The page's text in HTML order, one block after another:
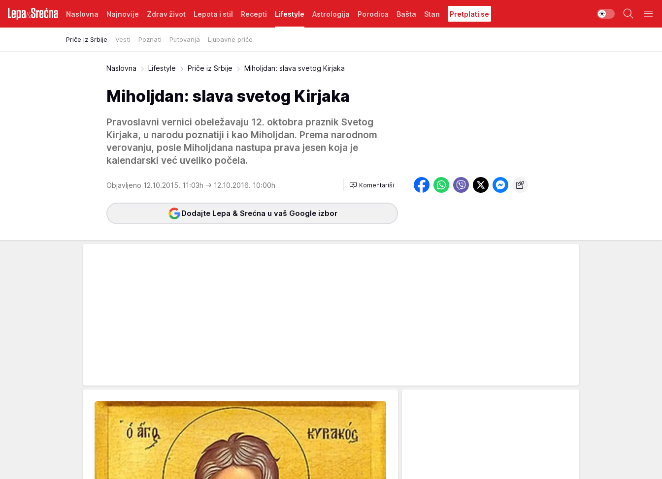
Naslovna Najnovije Zdrav život Lepota i stil Recepti Lifestyle
Priče iz Srbije Vesti Poznati Putovanja Ljubavne priče
Astrologija Porodica Bašta Stan Pretplati se
Naslovna Lifestyle Priče iz Srbije Miholjdan: slava svetog Kirjaka
Miholjdan: slava svetog Kirjaka
Pravoslavni vernici obeležavaju 12. oktobra praznik Svetog
Kirjaka, u narodu poznatiji i kao Miholjdan. Prema narodnom
verovanju, posle Miholjdana nastupa prava jesen koja je
kalendarski već uveliko počela.
Objavljeno 12.10.2015. 11:03h → 12.10.2016. 10:00h Komentariši
Dodajte Lepa & Srećna u vaš Google izbor